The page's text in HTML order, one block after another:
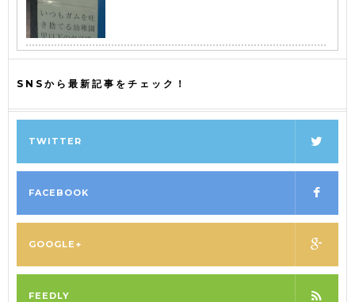
SNSから最新記事をチェック！
TWITTER
FACEBOOK
GOOGLE+
FEEDLY